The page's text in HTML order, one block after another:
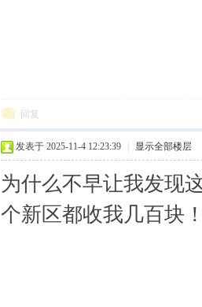
回复
发表于 2025-11-4 12:23:39 显示全部楼层
为什么不早让我发现
个新区都收我几百块